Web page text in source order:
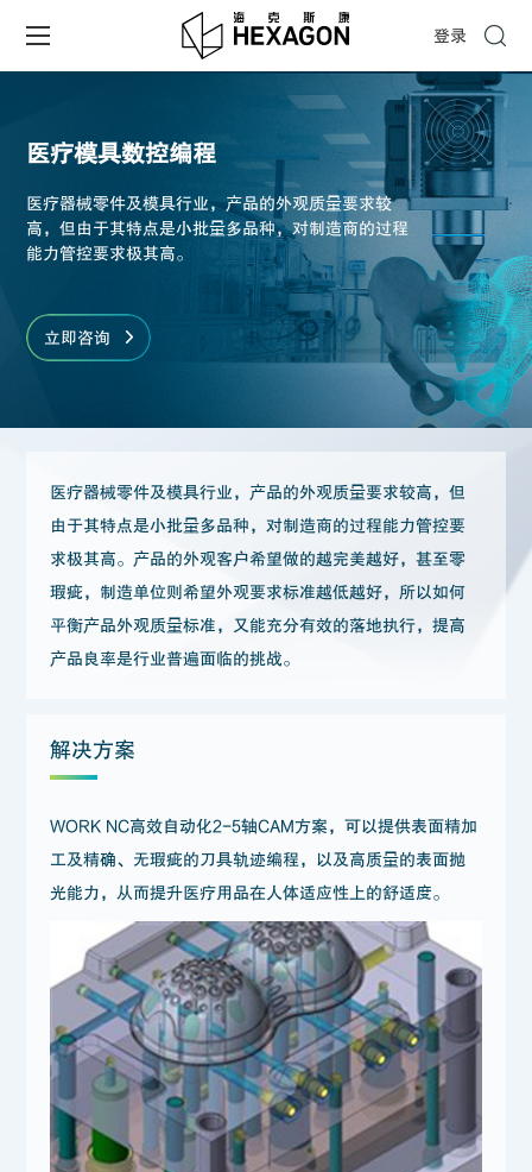
登录
医疗模具数控编程
医疗器械零件及模具行业，产品的外观质量要求较
高，但由于其特点是小批量多品种，对制造商的过程
能力管控要求极其高。
立即咨询
医疗器械零件及模具行业，产品的外观质量要求较高，但
由于其特点是小批量多品种，对制造商的过程能力管控要
求极其高。产品的外观客户希望做的越完美越好，甚至零
瑕疵，制造单位则希望外观要求标准越低越好，所以如何
平衡产品外观质量标准，又能充分有效的落地执行，提高
产品良率是行业普遍面临的挑战。
解决方案
WORK NC高效自动化2-5轴CAM方案，可以提供表面精加
工及精确、无瑕疵的刀具轨迹编程，以及高质量的表面抛
光能力，从而提升医疗用品在人体适应性上的舒适度。